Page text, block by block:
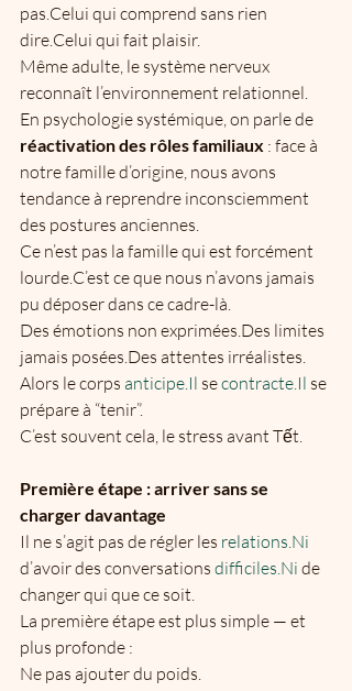
pas.Celui qui comprend sans rien
dire.Celui qui fait plaisir.
Même adulte, le système nerveux
reconnaît l’environnement relationnel.
En psychologie systémique, on parle de
réactivation des rôles familiaux : face à
notre famille d’origine, nous avons
tendance à reprendre inconsciemment
des postures anciennes.
Ce n’est pas la famille qui est forcément
lourde.C’est ce que nous n’avons jamais
pu déposer dans ce cadre-là.
Des émotions non exprimées.Des limites
jamais posées.Des attentes irréalistes.
Alors le corps anticipe.Il se contracte.Il se
prépare à “tenir”.
C’est souvent cela, le stress avant Tết.
Première étape : arriver sans se
charger davantage
Il ne s’agit pas de régler les relations.Ni
d’avoir des conversations difficiles.Ni de
changer qui que ce soit.
La première étape est plus simple — et
plus profonde :
Ne pas ajouter du poids.